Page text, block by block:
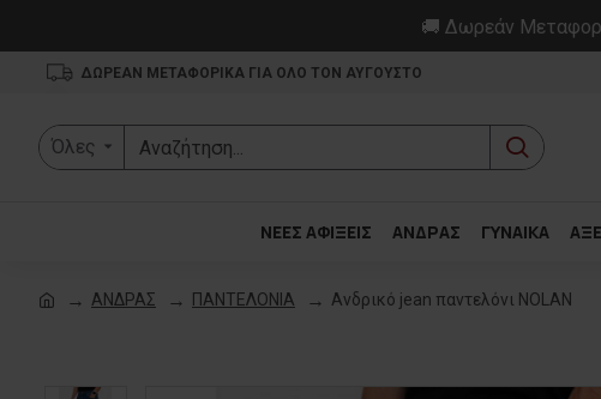
🚚 Δωρεάν
ΔΩΡΕΑΝ ΜΕΤΑΦΟΡΙΚΑ ΓΙΑ ΟΛΟ ΤΟΝ ΑΥΓΟΥΣΤΟ
Όλες
ΝΕΕΣ ΑΦΙΞΕΙΣ ΑΝΔΡΑΣ ΓΥΝΑΙΚΑ
ΑΝΔΡΑΣ ΠΑΝΤΕΛΟΝΙΑ Ανδρικό jean παντελόνι NOLAN